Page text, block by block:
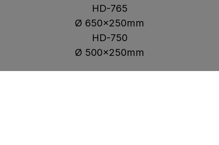
HD-765
Ø 650x250mm
HD-750
Ø 500x250mm